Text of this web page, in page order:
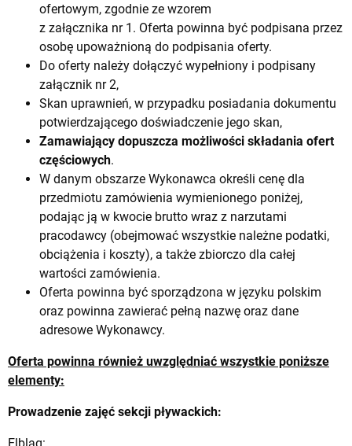
ofertowym, zgodnie ze wzorem
z załącznika nr 1. Oferta powinna być podpisana przez
osobę upoważnioną do podpisania oferty.
Do oferty należy dołączyć wypełniony i podpisany
załącznik nr 2,
Skan uprawnień, w przypadku posiadania dokumentu
potwierdzającego doświadczenie jego skan,
Zamawiający dopuszcza możliwości składania ofert
częściowych.
W danym obszarze Wykonawca określi cenę dla
przedmiotu zamówienia wymienionego poniżej,
podając ją w kwocie brutto wraz z narzutami
pracodawcy (obejmować wszystkie należne podatki,
obciążenia i koszty), a także zbiorczo dla całej
wartości zamówienia.
Oferta powinna być sporządzona w języku polskim
oraz powinna zawierać pełną nazwę oraz dane
adresowe Wykonawcy.
Oferta powinna również uwzględniać wszystkie poniższe
elementy:
Prowadzenie zajęć sekcji pływackich:
Elbląg: